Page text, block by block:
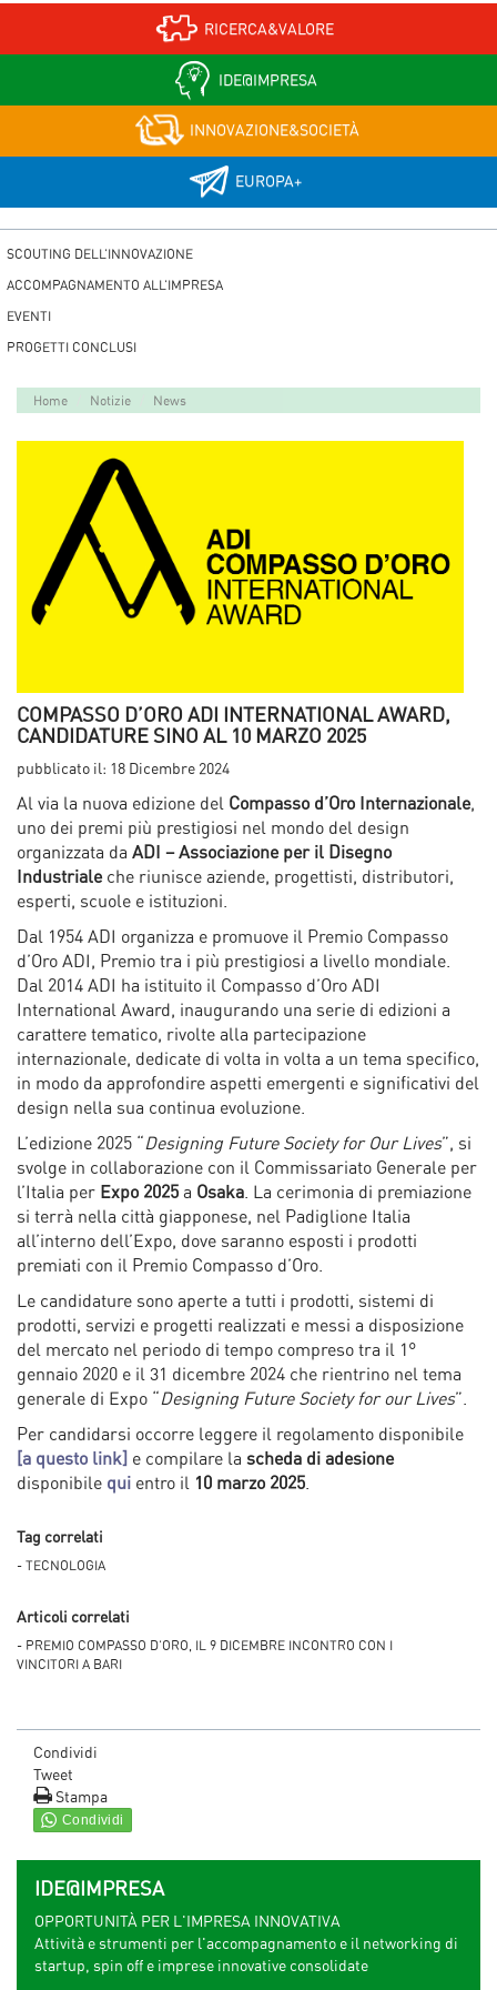
RICERCA&VALORE
IDE@IMPRESA
INNOVAZIONE&SOCIETÀ
EUROPA+
SCOUTING DELL’INNOVAZIONE
ACCOMPAGNAMENTO ALL’IMPRESA
EVENTI
PROGETTI CONCLUSI
Home Notizie News
COMPASSO D’ORO ADI INTERNATIONAL AWARD,
CANDIDATURE SINO AL 10 MARZO 2025
pubblicato il: 18 Dicembre 2024
Al via la nuova edizione del Compasso d’Oro Internazionale,
uno dei premi più prestigiosi nel mondo del design
organizzata da ADI – Associazione per il Disegno
Industrialeche riunisce aziende, progettisti, distributori,
esperti, scuole e istituzioni.
Dal 1954 ADI organizza e promuove il Premio Compasso
d’Oro ADI, Premio tra i più prestigiosi a livello mondiale.
Dal 2014 ADI ha istituito il Compasso d’Oro ADI
International Award, inaugurando una serie di edizioni a
carattere tematico, rivolte alla partecipazione
internazionale, dedicate di volta in volta a un tema specifico,
in modo da approfondire aspetti emergenti e significativi del
design nella sua continua evoluzione.
L’edizione 2025 “Designing Future Society for Our Lives”, si
svolge in collaborazione con il Commissariato Generale per
l’Italia per Expo 2025 a Osaka . La cerimonia di premiazione
si terrà nella città giapponese, nel Padiglione Italia
all’interno dell’Expo, dove saranno esposti i prodotti
premiati con il Premio Compasso d’Oro.
Le candidature sono aperte a tutti i prodotti, sistemi di
prodotti, servizi e progetti realizzati e messi a disposizione
del mercato nel periodo di tempo compreso tra il 1°
gennaio 2020 e il 31 dicembre 2024 che rientrino nel tema
generale di Expo “Designing Future Society for our Lives”.
Per candidarsi occorre leggere il regolamento disponibile
[a questo link] e compilare la scheda di adesione
disponibile qui entro il 10 marzo 2025
Tag correlati
- TECNOLOGIA
Articoli correlati
- PREMIO COMPASSO D’ORO, IL 9 DICEMBRE INCONTRO CON I
VINCITORI A BARI
Condividi
Tweet
Stampa
IDE@IMPRESA
OPPORTUNITÀ PER L'IMPRESA INNOVATIVA
Attività e strumenti per l'accompagnamento e il networking di
startup, spin off e imprese innovative consolidate